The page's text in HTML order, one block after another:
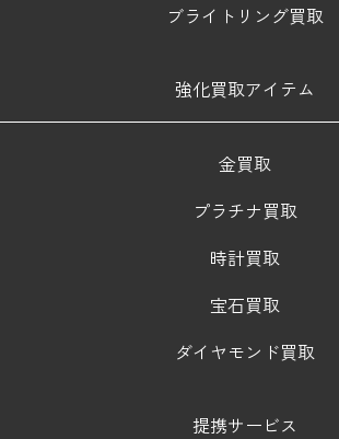
ブライトリング買取
強化買取アイテム
金買取
プラチナ買取
時計買取
宝石買取
ダイヤモンド買取
提携サービス